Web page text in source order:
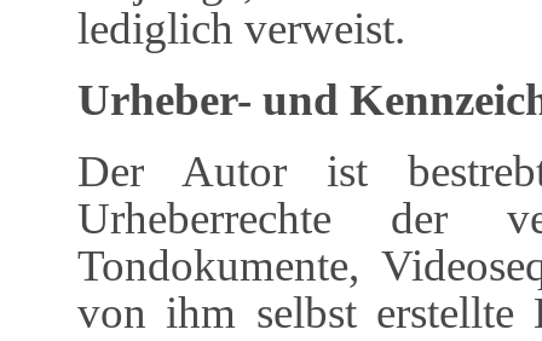
lediglich verweist.
Urheber- und
Der Autor ist
Urheberrechte der
Tondokumente,
von ihm selbst erstellte